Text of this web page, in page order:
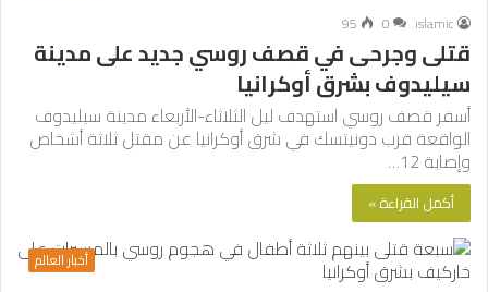
islamic
0
95
قتلى وجرحى في قصف روسي جديد على مدينة
سيليدوف بشرق أوكرانيا
أسفر قصف روسي استهدف ليل الثلاثاء-الأربعاء مدينة سيليدوف
الواقعة قرب دونيتسك في شرق أوكرانيا عن مقتل ثلاثة أشخاص
وإصابة 12…
أكمل القراءة »
أخبار العالم